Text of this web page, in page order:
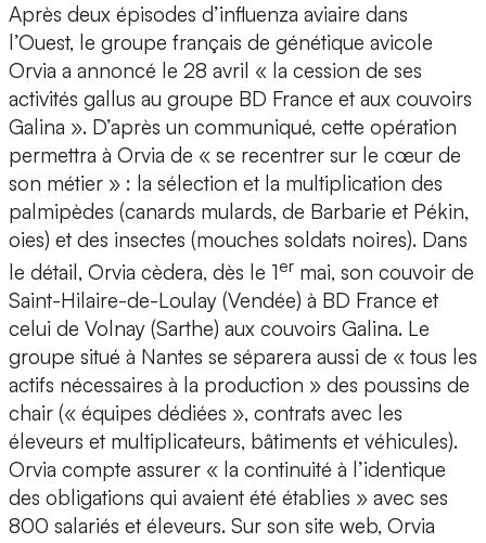
Après deux épisodes d’influenza aviaire dans
l’Ouest, le groupe français de génétique avicole
Orvia a annoncé le 28 avril « la cession de ses
activités gallus au groupe BD France et aux couvoirs
Galina ». D’après un communiqué, cette opération
permettra à Orvia de « se recentrer sur le cœur de
son métier » : la sélection et la multiplication des
palmipèdes (canards mulards, de Barbarie et Pékin,
oies) et des insectes (mouches soldats noires). Dans
le détail, Orvia cèdera, dès le 1er mai, son couvoir de
Saint-Hilaire-de-Loulay (Vendée) à BD France et
celui de Volnay (Sarthe) aux couvoirs Galina. Le
groupe situé à Nantes se séparera aussi de « tous les
actifs nécessaires à la production » des poussins de
chair (« équipes dédiées », contrats avec les
éleveurs et multiplicateurs, bâtiments et véhicules).
Orvia compte assurer « la continuité à l’identique
des obligations qui avaient été établies » avec ses
800 salariés et éleveurs. Sur son site web, Orvia